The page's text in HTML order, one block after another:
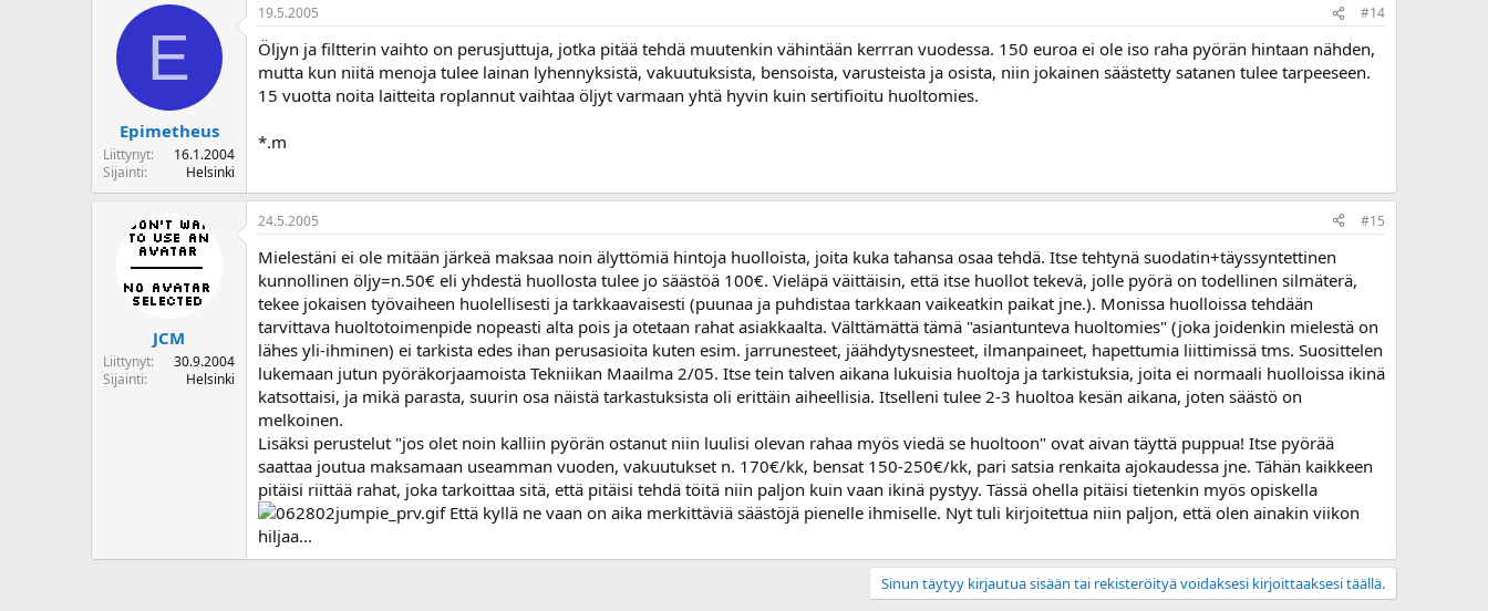
E
Epimetheus
Liittynyt
16.1.2004
Sijainti
Helsinki
19.5.2005 #14
Öljyn ja filtterin vaihto on perusjuttuja, jotka pitää tehdä muutenkin vähintään kerrran vuodessa. 150 euroa ei ole iso raha pyörän hintaan nähden,
mutta kun niitä menoja tulee lainan lyhennyksistä, vakuutuksista, bensoista, varusteista ja osista, niin jokainen säästetty satanen tulee tarpeeseen.
15 vuotta noita laitteita roplannut vaihtaa öljyt varmaan yhtä hyvin kuin sertifioitu huoltomies.
*.m
JCM
Liittynyt
30.9.2004
Sijainti
Helsinki
24.5.2005 #15
Mielestäni ei ole mitään järkeä maksaa noin älyttömiä hintoja huolloista, joita kuka tahansa osaa tehdä. Itse tehtynä suodatin+täyssyntettinen
kunnollinen öljy=n.50€ eli yhdestä huollosta tulee jo säästöä 100€. Vieläpä väittäisin, että itse huollot tekevä, jolle pyörä on todellinen silmäterä,
tekee jokaisen työvaiheen huolellisesti ja tarkkaavaisesti (puunaa ja puhdistaa tarkkaan vaikeatkin paikat jne.). Monissa huolloissa tehdään
tarvittava huoltotoimenpide nopeasti alta pois ja otetaan rahat asiakkaalta. Välttämättä tämä "asiantunteva huoltomies" (joka joidenkin mielestä on
lähes yli-ihminen) ei tarkista edes ihan perusasioita kuten esim. jarrunesteet, jäähdytysnesteet, ilmanpaineet, hapettumia liittimissä tms. Suosittelen
lukemaan jutun pyöräkorjaamoista Tekniikan Maailma 2/05. Itse tein talven aikana lukuisia huoltoja ja tarkistuksia, joita ei normaali huolloissa ikinä
katsottaisi, ja mikä parasta, suurin osa näistä tarkastuksista oli erittäin aiheellisia. Itselleni tulee 2-3 huoltoa kesän aikana, joten säästö on
melkoinen.
Lisäksi perustelut "jos olet noin kalliin pyörän ostanut niin luulisi olevan rahaa myös viedä se huoltoon" ovat aivan täyttä puppua! Itse pyörää
saattaa joutua maksamaan useamman vuoden, vakuutukset n. 170€/kk, bensat 150-250€/kk, pari satsia renkaita ajokaudessa jne. Tähän kaikkeen
pitäisi riittää rahat, joka tarkoittaa sitä, että pitäisi tehdä töitä niin paljon kuin vaan ikinä pystyy. Tässä ohella pitäisi tietenkin myös opiskella
Että kyllä ne vaan on aika merkittäviä säästöjä pienelle ihmiselle. Nyt tuli kirjoitettua niin paljon, että olen ainakin viikon
hiljaa...
Sinun täytyy kirjautua sisään tai rekisteröityä voidaksesi kirjoittaaksesi täällä.